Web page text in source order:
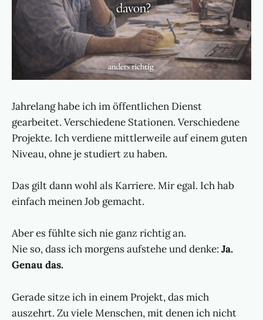
Jahrelang habe ich im öffentlichen Dienst
gearbeitet. Verschiedene Stationen. Verschiedene
Projekte. Ich verdiene mittlerweile auf einem guten
Niveau, ohne je studiert zu haben.
Das gilt dann wohl als Karriere. Mir egal. Ich hab
einfach meinen Job gemacht.
Aber es fühlte sich nie ganz richtig an.
Nie so, dass ich morgens aufstehe und denke: Ja.
Genau das.
Gerade sitze ich in einem Projekt, das mich
auszehrt. Zu viele Menschen, mit denen ich nicht